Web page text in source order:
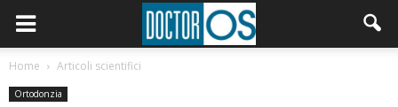
Home Articoli scientifici
Ortodonzia